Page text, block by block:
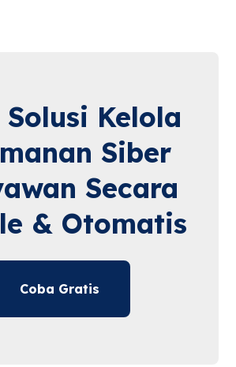
Solusi Kelola
Siber
Secara
& Otomatis
Coba Gratis